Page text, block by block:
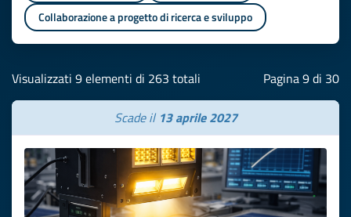
Collaborazione a progetto di ricerca e sviluppo
Visualizzati 9 elementi di 263 totali Pagina 9 di 30
Scade il 13 aprile 2027